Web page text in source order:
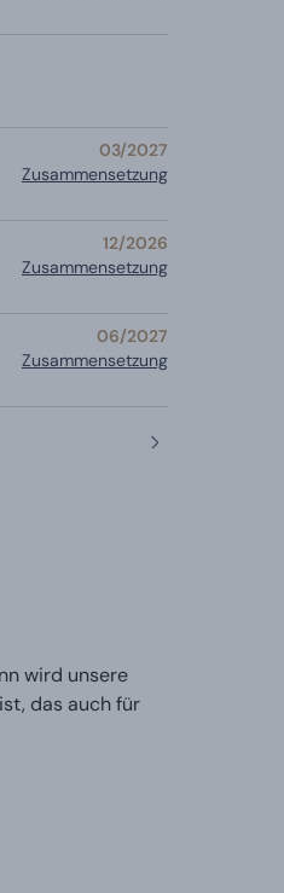
03/2027
Zusammensetzung
12/2026
Zusammensetzung
06/2027
Zusammensetzung
wird unsere
das auch für